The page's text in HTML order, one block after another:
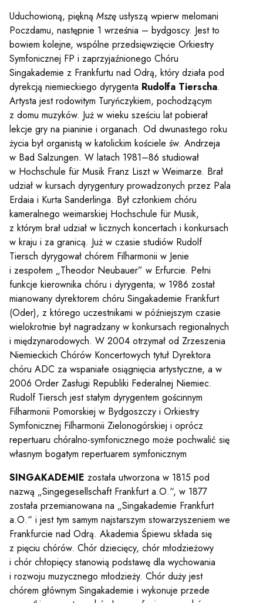
Uduchowioną, piękną Mszę usłyszą wpierw melomani
Poczdamu, następnie 1 września – bydgoscy. Jest to
bowiem kolejne, wspólne przedsięwzięcie Orkiestry
Symfonicznej FP i zaprzyjaźnionego Chóru
Singakademie z Frankfurtu nad Odrą, który działa pod
dyrekcją niemieckiego dyrygenta Rudolfa Tierscha.
Artysta jest rodowitym Turyńczykiem, pochodzącym
z domu muzyków. Już w wieku sześciu lat pobierał
lekcje gry na pianinie i organach. Od dwunastego roku
życia był organistą w katolickim kościele św. Andrzeja
w Bad Salzungen. W latach 1981–86 studiował
w Hochschule für Musik Franz Liszt w Weimarze. Brał
udział w kursach dyrygentury prowadzonych przez Pala
Erdaia i Kurta Sanderlinga. Był członkiem chóru
kameralnego weimarskiej Hochschule für Musik,
z którym brał udział w licznych koncertach i konkursach
w kraju i za granicą. Już w czasie studiów Rudolf
Tiersch dyrygował chórem Filharmonii w Jenie
i zespołem „Theodor Neubauer” w Erfurcie. Pełni
funkcje kierownika chóru i dyrygenta; w 1986 został
mianowany dyrektorem chóru Singakademie Frankfurt
(Oder), z którego uczestnikami w późniejszym czasie
wielokrotnie był nagradzany w konkursach regionalnych
i międzynarodowych. W 2004 otrzymał od Zrzeszenia
Niemieckich Chórów Koncertowych tytuł Dyrektora
chóru ADC za wspaniałe osiągnięcia artystyczne, a w
2006 Order Zasługi Republiki Federalnej Niemiec.
Rudolf Tiersch jest stałym dyrygentem gościnnym
Filharmonii Pomorskiej w Bydgoszczy i Orkiestry
Symfonicznej Filharmonii Zielonogórskiej i oprócz
repertuaru chóralno-symfonicznego może pochwalić się
własnym bogatym repertuarem symfonicznym
SINGAKADEMIE została utworzona w 1815 pod
nazwą „Singegesellschaft Frankfurt a.O.“, w 1877
została przemianowana na „Singakademie Frankfurt
a.O.“ i jest tym samym najstarszym stowarzyszeniem we
Frankfurcie nad Odrą. Akademia Śpiewu składa się
z pięciu chórów. Chór dziecięcy, chór młodzieżowy
i chór chłopięcy stanowią podstawę dla wychowania
i rozwoju muzycznego młodzieży. Chór duży jest
chórem głównym Singakademie i wykonuje przede